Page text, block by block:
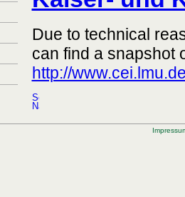
Due to technical
can find a snapshot
http://